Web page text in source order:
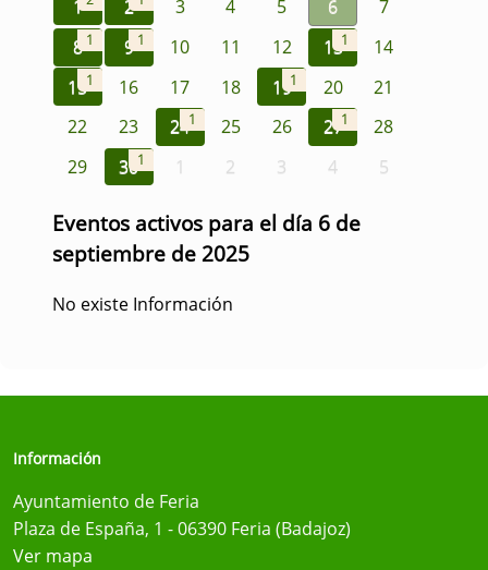
1 2 3 4 5 6
7
8 1 9 1 10 11 12 131
14
151 16 17 18 191 20
21
22
23 241 25 26 271
28
29
301 1 2 3 4 5
Eventos activos para el día 6 de
septiembre de 2025
No existe Información
Información
Ayuntamiento de Feria
Plaza de España, 1 - 06390 Feria (Badajoz)
Ver mapa